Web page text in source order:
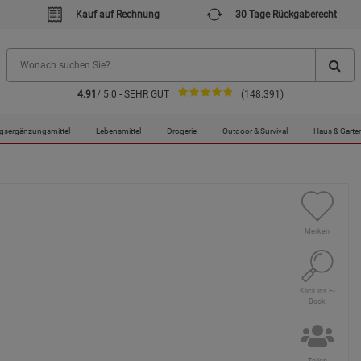
Kauf auf Rechnung 30 Tage Rückgaberecht
4.91 / 5.0 - SEHR GUT (148.391)
Lebensmittel Drogerie Outdoor & Survival Haus &
Merken
Klick ins E-
Book